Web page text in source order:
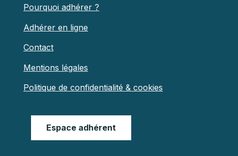
Pourquoi adhérer ?
Adhérer en ligne
Contact
Mentions légales
Politique de confidentialité & cookies
Espace adhérent